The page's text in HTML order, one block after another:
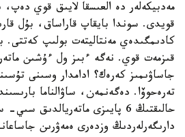
مەدبيكەلەر دە العىسقا لايىق قوي
قويدى. سوندا بايقاپ قاراساق، بۇل
كادىمگىدەي مەنتاليتەت بولىپ كەتتى.
قىزمەت قوي. نەگە ءبىز ول ءۇشىن
جاساۋىمىز كەرەك؟ ادامدار وسىنى
تەرەحوۆا. دەگەنمەن، ساۋالناما
حالىقتىڭ 6 پايىزى ماتەريالدىق
دارىگەرلەردىڭ وزدەرى ەمەۋرىن